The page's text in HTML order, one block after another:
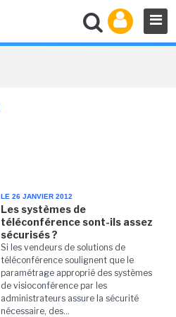
LE 26 JANVIER 2012
Les systèmes de
téléconférence sont-ils assez
sécurisés ?
Si les vendeurs de solutions de
téléconférence soulignent que le
paramétrage approprié des systèmes
de visioconférence par les
administrateurs assure la sécurité
nécessaire, des...